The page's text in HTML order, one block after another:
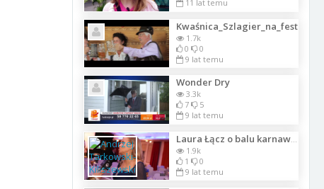
11 lat temu
Kwaśnica_Szlagier_na_fest
1.7k
0
0
9 lat temu
Wonder Dry
3.3k
7
5
9 lat temu
1.9k
1
0
9 lat temu